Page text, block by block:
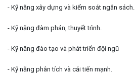
- Kỹ năng xây dựng và kiểm soát ngân sách.
- Kỹ năng đàm phán, thuyết trình.
- Kỹ năng đào tạo và phát triển đội ngũ
- Kỹ năng phân tích và cải tiến mạnh.